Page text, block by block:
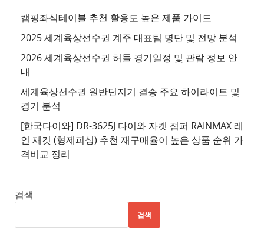
사
트
천
사
이
트
천
사
캠핑좌식테이블 추천 활용도 높은 제품 가이드
2025 세계육상선수권 계주 대표팀 명단 및 전망 분석
2026 세계육상선수권 허들 경기일정 및 관람 정보 안
내
세계육상선수권 원반던지기 결승 주요 하이라이트 및
경기 분석
[한국다이와] DR-3625J 다이와 자켓 점퍼 RAINMAX 레
인 재킷 (형제피싱) 추천 재구매율이 높은 상품 순위 가
격비교 정리
검색
검색